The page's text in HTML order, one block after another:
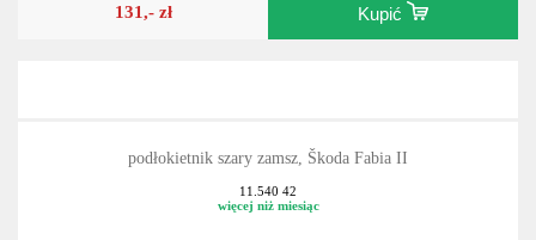
131,- zł Kupić
podłokietnik szary zamsz, Škoda Fabia II
11.540 42
więcej niż miesiąc